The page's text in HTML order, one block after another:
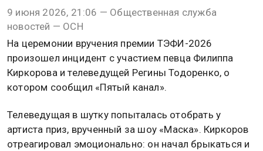
9 июня 2026, 21:06 — Общественная служба
новостей — ОСН
На церемонии вручения премии ТЭФИ-2026
произошел инцидент с участием певца Филиппа
Киркорова и телеведущей Регины Тодоренко, о
котором сообщил «Пятый канал».
Телеведущая в шутку попыталась отобрать у
артиста приз, врученный за шоу «Маска». Киркоров
отреагировал эмоционально: он начал брыкаться и